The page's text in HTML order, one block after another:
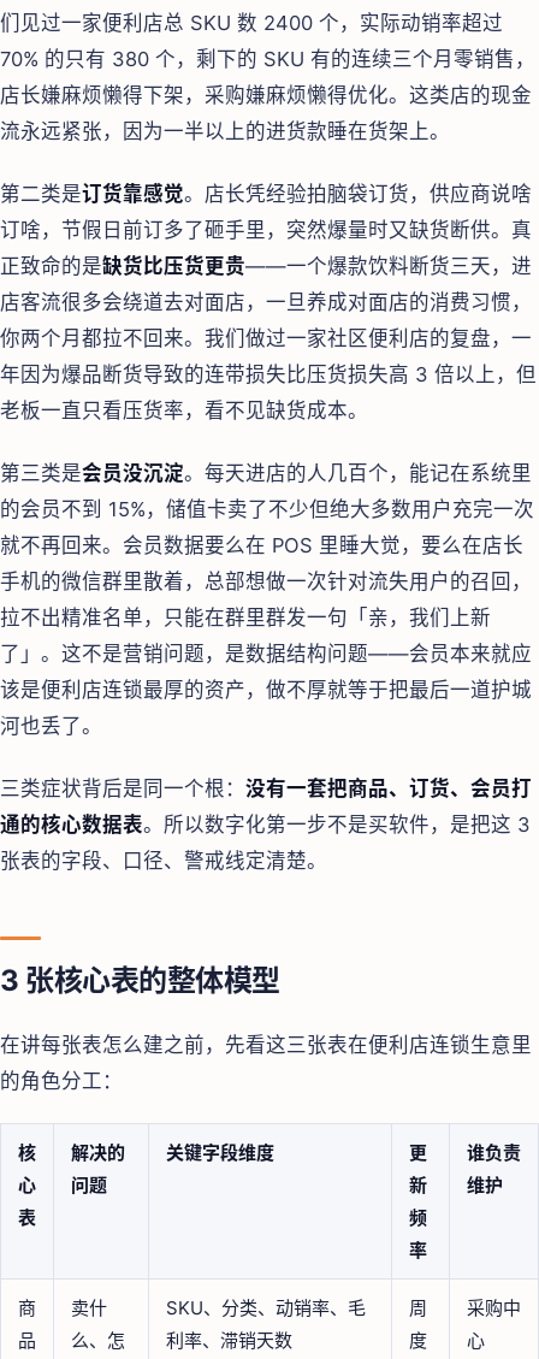
们见过一家便利店总 SKU 数 2400 个，实际动销率超过
70% 的只有 380 个，剩下的 SKU 有的连续三个月零销售，
店长嫌麻烦懒得下架，采购嫌麻烦懒得优化。这类店的现金
流永远紧张，因为一半以上的进货款睡在货架上。
第二类是订货靠感觉。店长凭经验拍脑袋订货，供应商说啥
订啥，节假日前订多了砸手里，突然爆量时又缺货断供。真
正致命的是缺货比压货更贵——一个爆款饮料断货三天，进
店客流很多会绕道去对面店，一旦养成对面店的消费习惯，
你两个月都拉不回来。我们做过一家社区便利店的复盘，一
年因为爆品断货导致的连带损失比压货损失高 3 倍以上，但
老板一直只看压货率，看不见缺货成本。
第三类是会员没沉淀。每天进店的人几百个，能记在系统里
的会员不到 15%，储值卡卖了不少但绝大多数用户充完一次
就不再回来。会员数据要么在 POS 里睡大觉，要么在店长
手机的微信群里散着，总部想做一次针对流失用户的召回，
拉不出精准名单，只能在群里群发一句「亲，我们上新
了」。这不是营销问题，是数据结构问题——会员本来就应
该是便利店连锁最厚的资产，做不厚就等于把最后一道护城
河也丢了。
三类症状背后是同一个根： 没有一套把商品、订货、会员打
通的核心数据表。所以数字化第一步不是买软件，是把这 3
张表的字段、口径、警戒线定清楚。
3 张核心表的整体模型
在讲每张表怎么建之前，先看这三张表在便利店连锁生意里
的角色分工：
核
心
表
解决的
问题
关键字段维度
更
新
频
率
谁负责
维护
商
品
卖什
么、怎
SKU、分类、动销率、毛
利率、滞销天数
周
度
采购中
心